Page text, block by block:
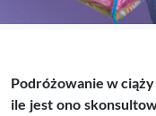
Podróżowanie w
ile jest ono